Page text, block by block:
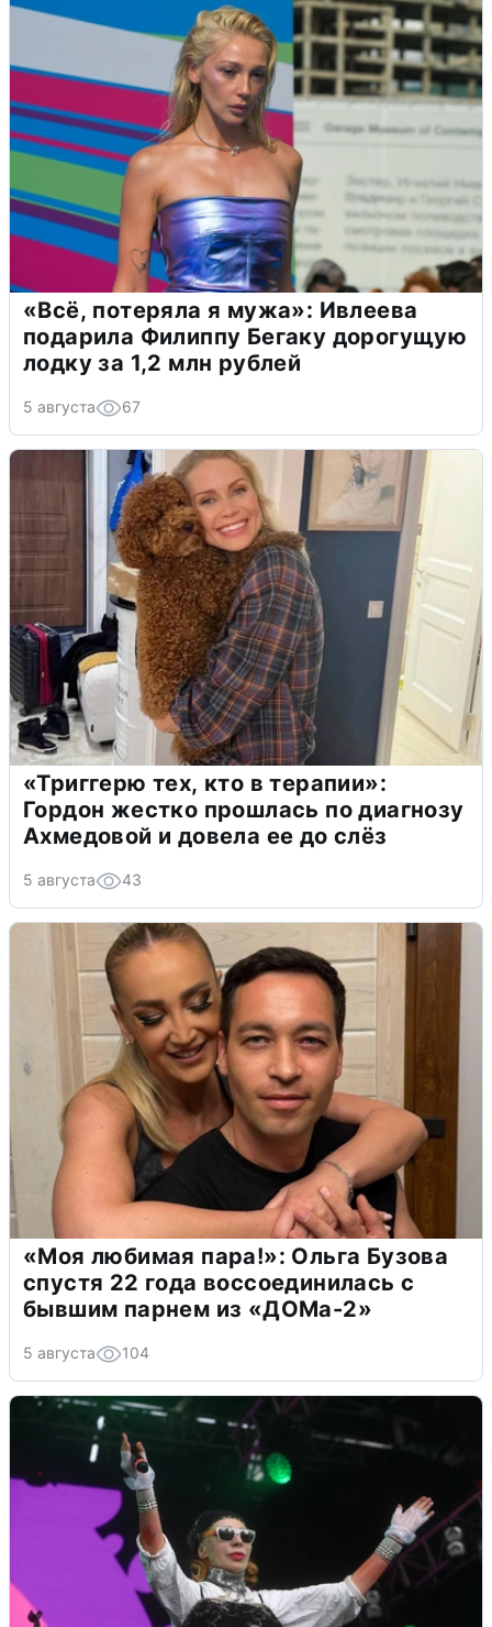
«Всё, потеряла я мужа»: Ивлеева
подарила Филиппу Бегаку дорогущую
лодку за 1,2 млн рублей
5 августа 67
«Триггерю тех, кто в терапии»:
Гордон жестко прошлась по диагнозу
Ахмедовой и довела ее до слёз
5 августа 43
«Моя любимая пара!»: Ольга Бузова
спустя 22 года воссоединилась с
бывшим парнем из «ДОМа-2»
5 августа 104